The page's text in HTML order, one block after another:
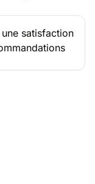
satisfaction